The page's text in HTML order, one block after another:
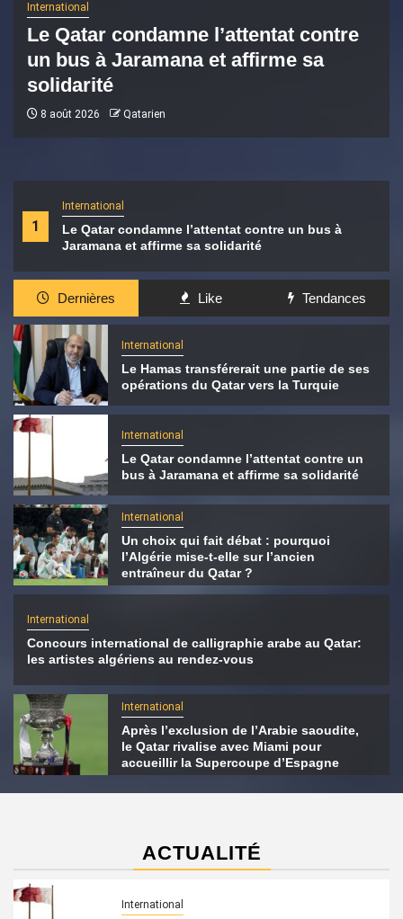
1
International
Le Qatar condamne l’attentat contre un bus à
Jaramana et affirme sa solidarité
International
Le Qatar condamne l’attentat contre
un bus à Jaramana et affirme sa
solidarité
8 août 2026 Qatarien
Dernières Like Tendances
International
Le Hamas transférerait une partie de ses
opérations du Qatar vers la Turquie
International
Le Qatar condamne l’attentat contre un
bus à Jaramana et affirme sa solidarité
International
Un choix qui fait débat : pourquoi
l’Algérie mise-t-elle sur l’ancien
entraîneur du Qatar ?
International
Concours international de calligraphie arabe au Qatar:
les artistes algériens au rendez-vous
International
Après l’exclusion de l’Arabie saoudite,
le Qatar rivalise avec Miami pour
accueillir la Supercoupe d’Espagne
ACTUALITÉ
International